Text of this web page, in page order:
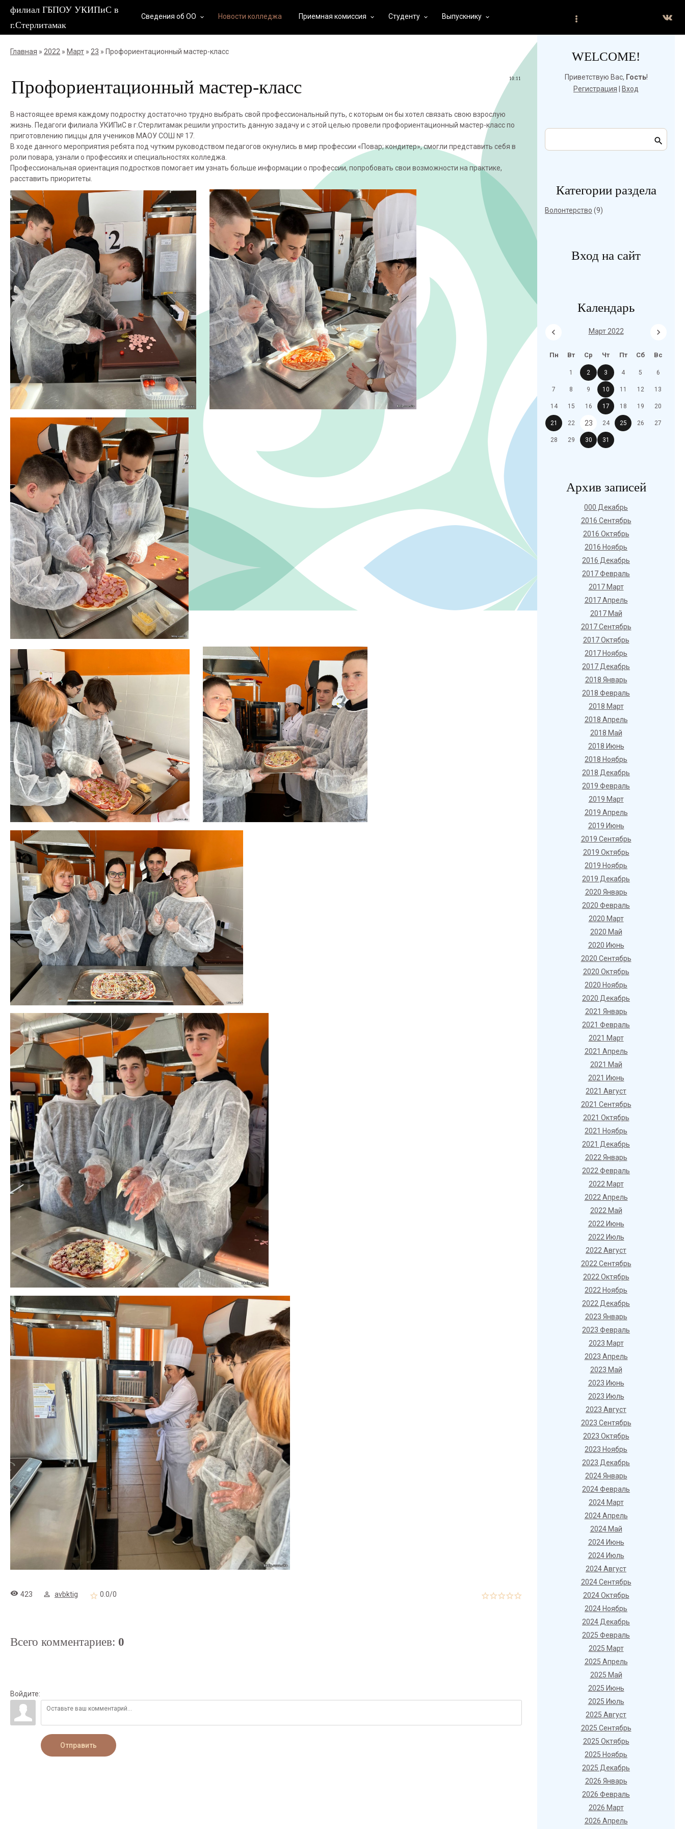
филиал ГБПОУ УКИПиС в
г.Стерлитамак
Сведения об ОО keyboard_arrow_down Новости колледжа Приемная комиссия keyboard_arrow_down Студенту keyboard_arrow_down Выпускнику keyboard_arrow_down
Главная » 2022 » Март » 23 » Профориентационный мастер-класс
10:11
Профориентационный мастер-класс
В настоящее время каждому подростку достаточно трудно выбрать свой профессиональный путь, с которым он бы хотел связать свою взрослую
жизнь. Педагоги филиала УКИПиС в г.Стерлитамак решили упростить данную задачу и с этой целью провели профориентационный мастер-класс по
приготовлению пиццы для учеников МАОУ СОШ № 17.
В ходе данного мероприятия ребята под чутким руководством педагогов окунулись в мир профессии «Повар; кондитер», смогли представить себя в
роли повара, узнали о профессиях и специальностях колледжа.
Профессиональная ориентация подростков помогает им узнать больше информации о профессии, попробовать свои возможности на практике,
расставить приоритеты.
423 avbktig 0.0/0
Всего комментариев: 0
Войдите:
Отправить
WELCOME!
Приветствую Вас, Гость!
Регистрация
Вход
Категории раздела
Волонтерство (9)
Вход на сайт
Календарь
Март 2022
Пн Вт Ср Чт Пт Сб Вс
1 2 3 4 5 6
7 8 9 10 11 12 13
14 15 16 17 18 19 20
21 22 23 24 25 26 27
28 29 30 31
Архив записей
000 Декабрь
2016 Сентябрь
2016 Октябрь
2016 Ноябрь
2016 Декабрь
2017 Февраль
2017 Март
2017 Апрель
2017 Май
2017 Сентябрь
2017 Октябрь
2017 Ноябрь
2017 Декабрь
2018 Январь
2018 Февраль
2018 Март
2018 Апрель
2018 Май
2018 Июнь
2018 Ноябрь
2018 Декабрь
2019 Февраль
2019 Март
2019 Апрель
2019 Июнь
2019 Сентябрь
2019 Октябрь
2019 Ноябрь
2019 Декабрь
2020 Январь
2020 Февраль
2020 Март
2020 Май
2020 Июнь
2020 Сентябрь
2020 Октябрь
2020 Ноябрь
2020 Декабрь
2021 Январь
2021 Февраль
2021 Март
2021 Апрель
2021 Май
2021 Июнь
2021 Август
2021 Сентябрь
2021 Октябрь
2021 Ноябрь
2021 Декабрь
2022 Январь
2022 Февраль
2022 Март
2022 Апрель
2022 Май
2022 Июнь
2022 Июль
2022 Август
2022 Сентябрь
2022 Октябрь
2022 Ноябрь
2022 Декабрь
2023 Январь
2023 Февраль
2023 Март
2023 Апрель
2023 Май
2023 Июнь
2023 Июль
2023 Август
2023 Сентябрь
2023 Октябрь
2023 Ноябрь
2023 Декабрь
2024 Январь
2024 Февраль
2024 Март
2024 Апрель
2024 Май
2024 Июнь
2024 Июль
2024 Август
2024 Сентябрь
2024 Октябрь
2024 Ноябрь
2024 Декабрь
2025 Февраль
2025 Март
2025 Апрель
2025 Май
2025 Июнь
2025 Июль
2025 Август
2025 Сентябрь
2025 Октябрь
2025 Ноябрь
2025 Декабрь
2026 Январь
2026 Февраль
2026 Март
2026 Апрель